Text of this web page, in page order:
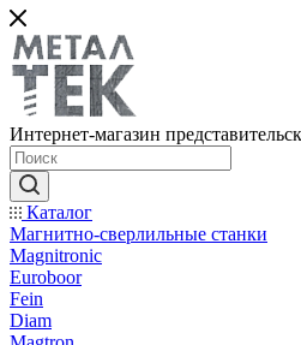
Интернет-магазин
Каталог
Магнитно-сверлильные станки
Magnitronic
Euroboor
Fein
Diam